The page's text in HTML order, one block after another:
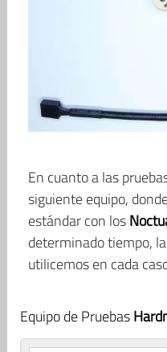
En cuanto a las
siguiente equipo,
estándar con los
determinado tiempo,
utilicemos en cada
Equipo de Pruebas